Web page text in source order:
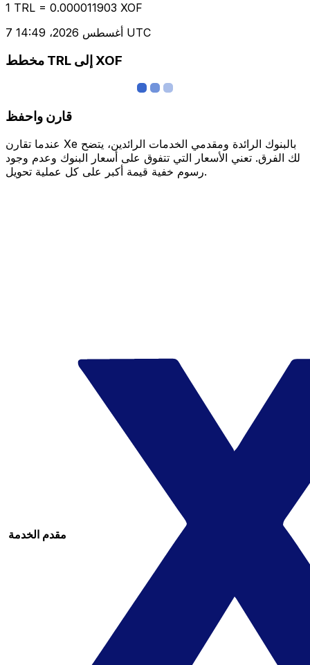
1 TRL = 0.000011903 XOF
7 أغسطس 2026، 14:49 UTC
مخطط TRL إلى XOF
قارن واحفظ
عندما تقارن Xe بالبنوك الرائدة ومقدمي الخدمات الرائدين، يتضح
لك الفرق. تعني الأسعار التي تتفوق على أسعار البنوك وعدم وجود
رسوم خفية قيمة أكبر على كل عملية تحويل.
مقدم الخدمة